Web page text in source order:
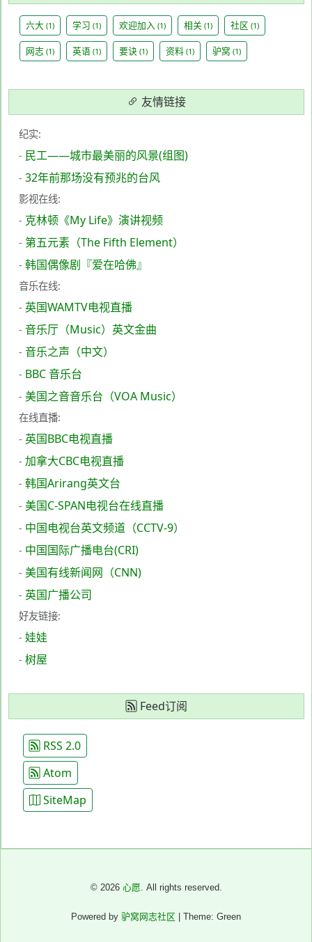
六大 (1) 学习 (1) 欢迎加入 (1) 相关 (1) 社区 (1)
网志 (1) 英语 (1) 要诀 (1) 资料 (1) 驴窝 (1)
友情链接
纪实:
- 民工——城市最美丽的风景(组图)
- 32年前那场没有预兆的台风
影视在线:
- 克林顿《My Life》演讲视频
- 第五元素（The Fifth Element）
- 韩国偶像剧『爱在哈佛』
音乐在线:
- 英国WAMTV电视直播
- 音乐厅（Music）英文金曲
- 音乐之声（中文）
- BBC 音乐台
- 美国之音音乐台（VOA Music）
在线直播:
- 英国BBC电视直播
- 加拿大CBC电视直播
- 韩国Arirang英文台
- 美国C-SPAN电视台在线直播
- 中国电视台英文频道（CCTV-9）
- 中国国际广播电台(CRI)
- 美国有线新闻网（CNN)
- 英国广播公司
好友链接:
- 娃娃
- 树屋
Feed订阅
RSS 2.0
Atom
SiteMap
© 2026 心愿. All rights reserved.
Powered by 驴窝网志社区 | Theme: Green